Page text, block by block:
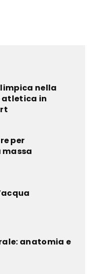
nella
atletica in
per
anatomia e